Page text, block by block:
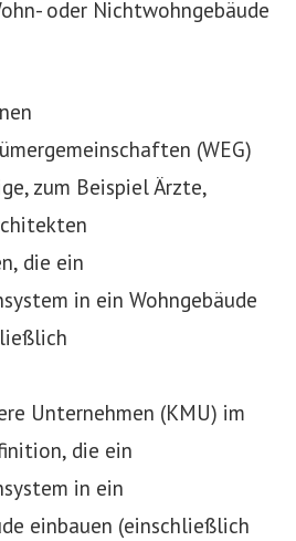
oder Nichtwohngebäude
(WEG)
zum Beispiel Ärzte,
die ein
in ein Wohngebäude
Unternehmen (KMU) im
die ein
in ein
einbauen (einschließlich